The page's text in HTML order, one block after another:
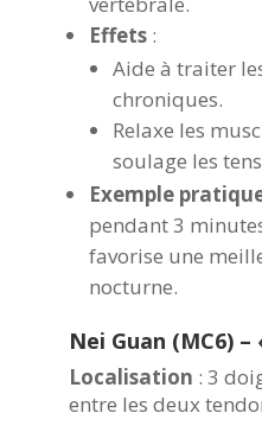
Effets:
Aide à traiter
chroniques.
Relaxe les
soulage les
Exemple
pendant 3
favorise une
nocturne.
Nei Guan (MC6)
Localisation : 3
entre les deux